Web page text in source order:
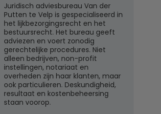
Juridisch adviesbureau Van der
Putten te Velp is gespecialiseerd in
het lijkbezorgingsrecht en het
bestuursrecht. Het bureau geeft
adviezen en voert zonodig
gerechtelijke procedures. Niet
alleen bedrijven, non-profit
instellingen, notariaat en
overheden zijn haar klanten, maar
ook particulieren. Deskundigheid,
resultaat en kostenbeheersing
staan voorop.